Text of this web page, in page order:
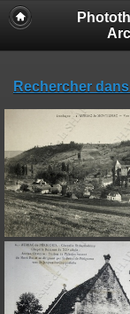
Rechercher